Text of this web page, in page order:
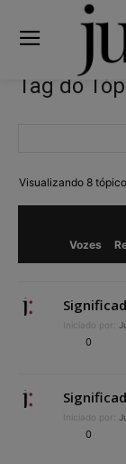
Tag do
Visualizando 8
Vozes
Iniciado por:
0
Iniciado por:
0